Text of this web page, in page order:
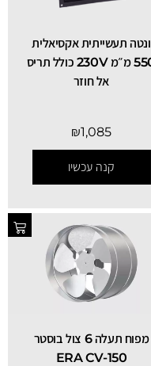
ונטה תעשייתית אקסיאלית
550 מ״מ 230V כולל תריס
אל חוזר
₪1,085
קנה עכשיו
מפוח תעלה 6 צול בוסטר
ERA CV-150